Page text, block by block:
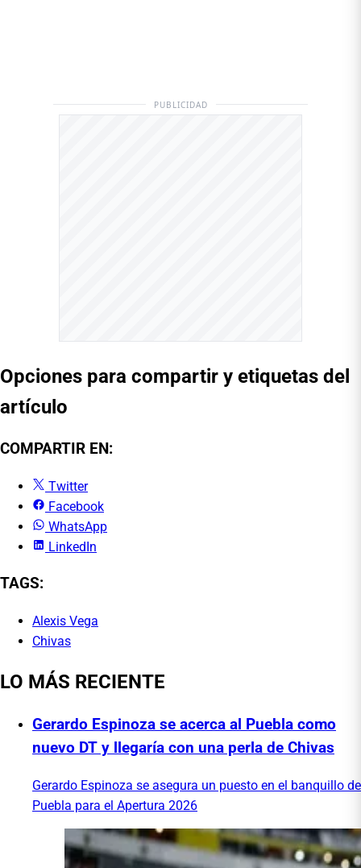
PUBLICIDAD
Opciones para compartir y etiquetas del
artículo
COMPARTIR EN:
Twitter
Facebook
WhatsApp
LinkedIn
TAGS:
Alexis Vega
Chivas
LO MÁS RECIENTE
Gerardo Espinoza se acerca al Puebla como
nuevo DT y llegaría con una perla de Chivas
Gerardo Espinoza se asegura un puesto en el banquillo de
Puebla para el Apertura 2026